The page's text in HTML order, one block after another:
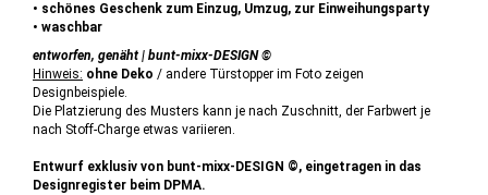
• schönes Geschenk zum Einzug, Umzug, zur Einweihungsparty
• waschbar
entworfen, genäht | bunt-mixx-DESIGN ©
Hinweis: ohne Deko / andere Türstopper im Foto zeigen
Designbeispiele.
Die Platzierung des Musters kann je nach Zuschnitt, der Farbwert je
nach Stoff-Charge etwas variieren.
Entwurf exklusiv von bunt-mixx-DESIGN ©, eingetragen in das
Designregister beim DPMA.